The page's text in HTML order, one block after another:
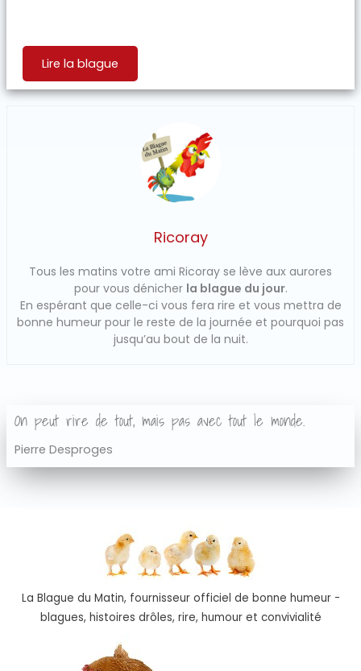
Lire la blague
Ricoray
Tous les matins votre ami Ricoray se lève aux aurores
pour vous dénicher la blague du jour.
En espérant que celle-ci vous fera rire et vous mettra de
bonne humeur pour le reste de la journée et pourquoi pas
jusqu’au bout de la nuit.
On peut rire de tout, mais pas avec tout le monde.
Pierre Desproges
La Blague du Matin, fournisseur officiel de bonne humeur -
blagues, histoires drôles, rire, humour et convivialité